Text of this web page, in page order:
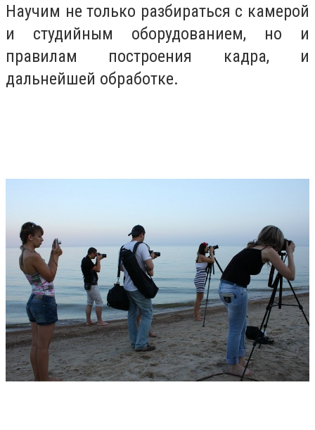
Научим не только разбираться с камерой
и студийным оборудованием, но и
правилам построения кадра, и
дальнейшей обработке.